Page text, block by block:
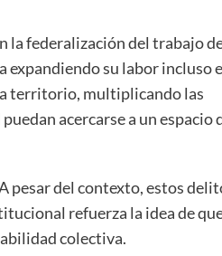
la federalización del trabajo
expandiendo su labor incluso
territorio, multiplicando las
acercarse a un espacio
pesar del contexto, estos
refuerza la idea de
colectiva.